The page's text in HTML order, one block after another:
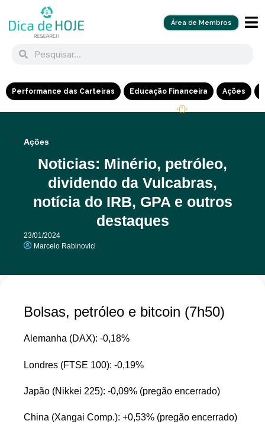
Área de Membros
Performance das Carteiras Educação Financeira Ações
Ações
Noticias: Minério, petróleo,
dividendo da Vulcabras,
notícia do IRB, GPA e outros
destaques
23/01/2024
Marcelo Rabinovici
Bolsas, petróleo e bitcoin (7h50)
Alemanha (DAX): -0,18%
Londres (FTSE 100): -0,19%
Japão (Nikkei 225): -0,09% (pregão encerrado)
China (Xangai Comp.): +0,53% (pregão encerrado)